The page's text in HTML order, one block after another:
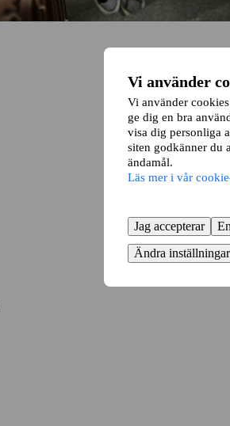
Vi använder
Vi använder
ge dig en bra
visa dig personliga
siten godkänner du
ändamål.
Läs mer i vår
Jag accepterar
Ändra inställningar